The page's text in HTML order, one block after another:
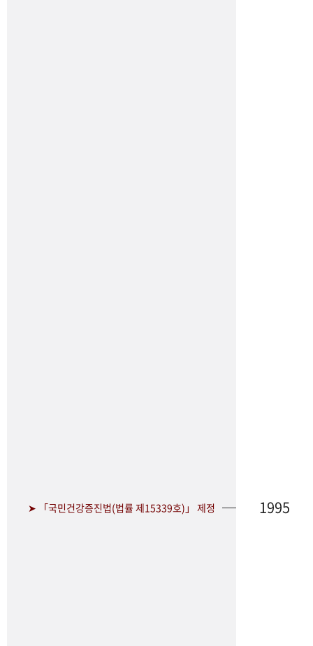
➤ 「국민건강증진법(법률 제15339호)」 제정 1995